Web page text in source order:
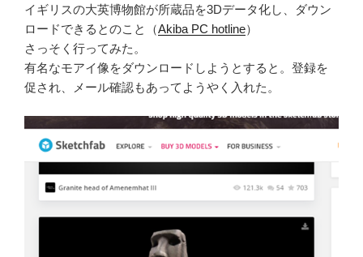
イギリスの大英博物館が所蔵品を3Dデータ化し、ダウン
ロードできるとのこと（Akiba PC hotline）
さっそく行ってみた。
有名なモアイ像をダウンロードしようとすると。登録を
促され、メール確認もあってようやく入れた。